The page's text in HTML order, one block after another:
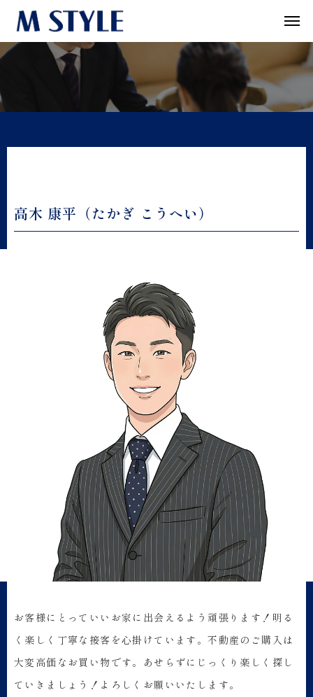
高木 康平（たかぎ こうへい）
お客様にとっていいお家に出会えるよう頑張ります！明る
く楽しく丁寧な接客を心掛けています。不動産のご購入は
大変高価なお買い物です。あせらずにじっくり楽しく探し
ていきましょう！よろしくお願いいたします。